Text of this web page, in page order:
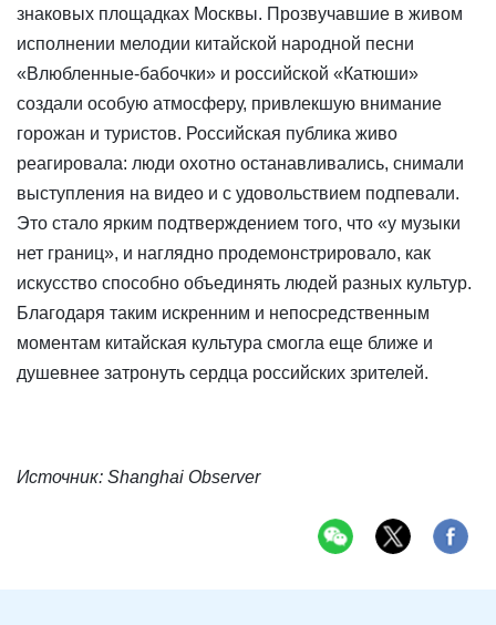
знаковых площадках Москвы. Прозвучавшие в живом
исполнении мелодии китайской народной песни
«Влюбленные-бабочки» и российской «Катюши»
создали особую атмосферу, привлекшую внимание
горожан и туристов. Российская публика живо
реагировала: люди охотно останавливались, снимали
выступления на видео и с удовольствием подпевали.
Это стало ярким подтверждением того, что «у музыки
нет границ», и наглядно продемонстрировало, как
искусство способно объединять людей разных культур.
Благодаря таким искренним и непосредственным
моментам китайская культура смогла еще ближе и
душевнее затронуть сердца российских зрителей.
Источник: Shanghai Observer